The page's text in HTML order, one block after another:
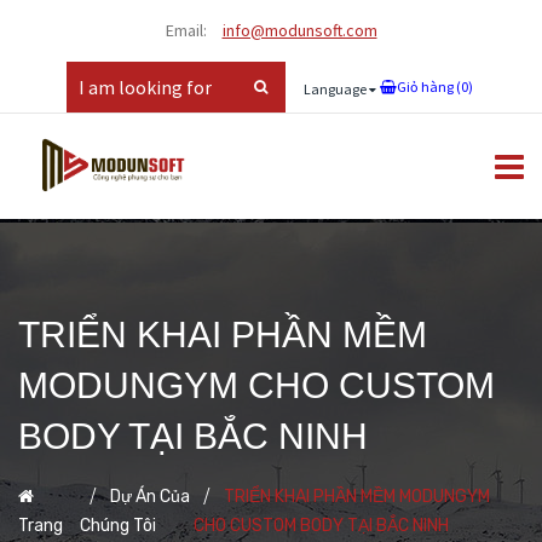
Email: info@modunsoft.com
Language Giỏ hàng (0)
TRIỂN KHAI PHẦN MỀM
MODUNGYM CHO CUSTOM
BODY TẠI BẮC NINH
Trang
Dự Án Của
Chúng Tôi
TRIỂN KHAI PHẦN MỀM MODUNGYM
CHO CUSTOM BODY TẠI BẮC NINH